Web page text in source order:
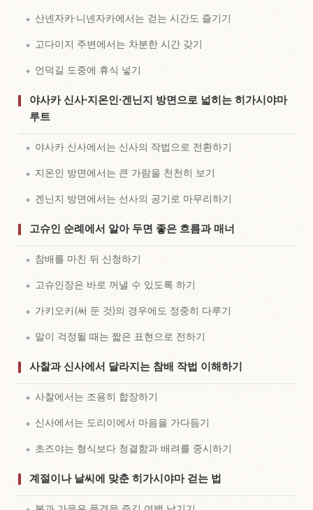
산넨자카·니넨자카에서는 걷는 시간도 즐기기
고다이지 주변에서는 차분한 시간 갖기
언덕길 도중에 휴식 넣기
야사카 신사·지온인·겐닌지 방면으로 넓히는 히가시야마
루트
야사카 신사에서는 신사의 작법으로 전환하기
지온인 방면에서는 큰 가람을 천천히 보기
겐닌지 방면에서는 선사의 공기로 마무리하기
고슈인 순례에서 알아 두면 좋은 흐름과 매너
참배를 마친 뒤 신청하기
고슈인장은 바로 꺼낼 수 있도록 하기
가키오키(써 둔 것)의 경우에도 정중히 다루기
말이 걱정될 때는 짧은 표현으로 전하기
사찰과 신사에서 달라지는 참배 작법 이해하기
사찰에서는 조용히 합장하기
신사에서는 도리이에서 마음을 가다듬기
초즈야는 형식보다 청결함과 배려를 중시하기
계절이나 날씨에 맞춘 히가시야마 걷는 법